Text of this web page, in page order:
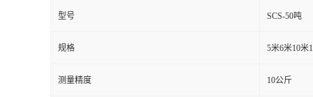
型号 SCS-50吨
规格 5米6米10米
测量精度 10公斤